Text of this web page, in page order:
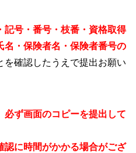
号・番号・枝番・資格取得
名・保険者名・保険者番号の
を確認したうえで提出お願い
ず画面のコピーを提出して
認に時間がかかる場合がござ